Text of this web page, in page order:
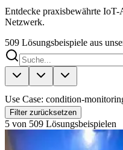
Entdecke praxisbewährte IoT-
Netzwerk.
509 Lösungsbeispiele aus
Use Case: condition-
Filter zurücksetzen
5 von 509 Lösungsbeispielen